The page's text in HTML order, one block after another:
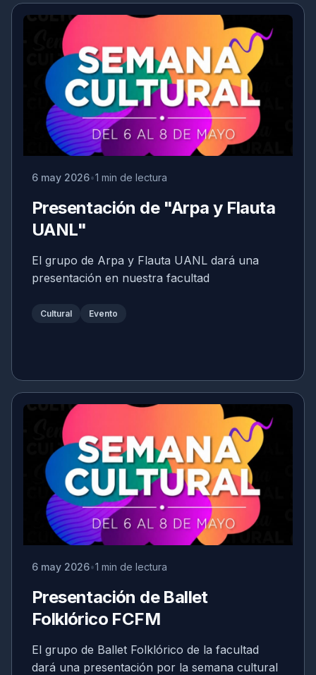
6 may 2026 1 min de lectura
Presentación de "Arpa y Flauta
UANL"
El grupo de Arpa y Flauta UANL dará una
presentación en nuestra facultad
Cultural Evento
6 may 2026 1 min de lectura
Presentación de Ballet
Folklórico FCFM
El grupo de Ballet Folklórico de la facultad
dará una presentación por la semana cultural